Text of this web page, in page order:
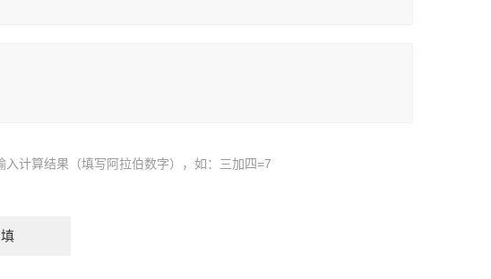
入计算结果（填写阿拉伯数字），如：三加四=7